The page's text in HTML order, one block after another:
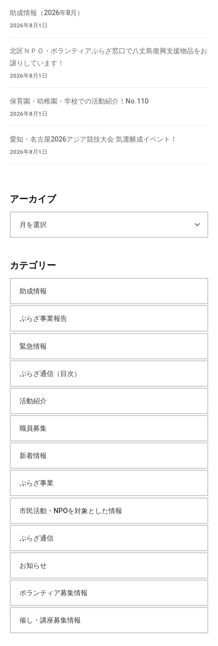
助成情報（2026年8月）
2026年8月1日
北区ＮＰＯ・ボランティアぷらざ窓口で八丈島復興支援物品をお
譲りしています！
2026年8月1日
保育園・幼稚園・学校での活動紹介！No.110
2026年8月1日
愛知・名古屋2026アジア競技大会 気運醸成イベント！
2026年8月1日
アーカイブ
カ
イ
ブ
カテゴリー
助成情報
ぷらざ事業報告
緊急情報
ぷらざ通信（目次）
活動紹介
職員募集
新着情報
ぷらざ事業
市民活動・NPOを対象とした情報
ぷらざ通信
お知らせ
ボランティア募集情報
催し・講座募集情報